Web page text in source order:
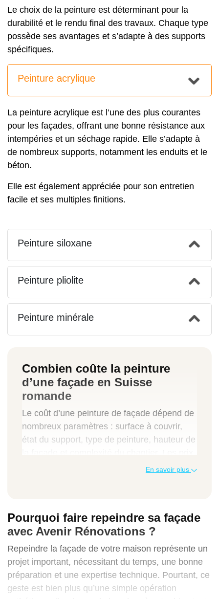
Le choix de la peinture est déterminant pour la
durabilité et le rendu final des travaux. Chaque type
possède ses avantages et s’adapte à des supports
spécifiques.
Peinture acrylique
La peinture acrylique est l’une des plus courantes
pour les façades, offrant une bonne résistance aux
intempéries et un séchage rapide. Elle s’adapte à
de nombreux supports, notamment les enduits et le
béton.
Elle est également appréciée pour son entretien
facile et ses multiples finitions.
Peinture siloxane
Peinture pliolite
Peinture minérale
Combien coûte la peinture
d’une façade en Suisse
romande
Le coût d’une peinture de façade dépend de
nombreux paramètres : surface à couvrir,
état du support, type de peinture, hauteur de
peuvent aussi varier selon la localisation et
Prix au m² (CHF)
Prix total moyen (CHF)
Nettoyage et préparation de façade
En savoir plus
Pourquoi faire repeindre sa façade
avec Avenir Rénovations ?
Repeindre la façade de votre maison représente un
projet important, nécessitant du temps, une bonne
préparation et une expertise technique. Pourtant, ce
geste est bien plus qu’une simple opération